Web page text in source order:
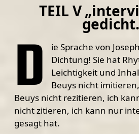
TEIL V
D
ie Sprache von
Dichtung! Sie hat
Leichtigkeit und
Beuys nicht
Beuys nicht rezitieren, ich
nicht zitieren, ich kann nur
gesagt hat.